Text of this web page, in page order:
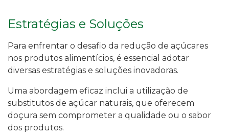
Estratégias e Soluções
Para enfrentar o desafio da redução de açúcares
nos produtos alimentícios, é essencial adotar
diversas estratégias e soluções inovadoras.
Uma abordagem eficaz inclui a utilização de
substitutos de açúcar naturais, que oferecem
doçura sem comprometer a qualidade ou o sabor
dos produtos.